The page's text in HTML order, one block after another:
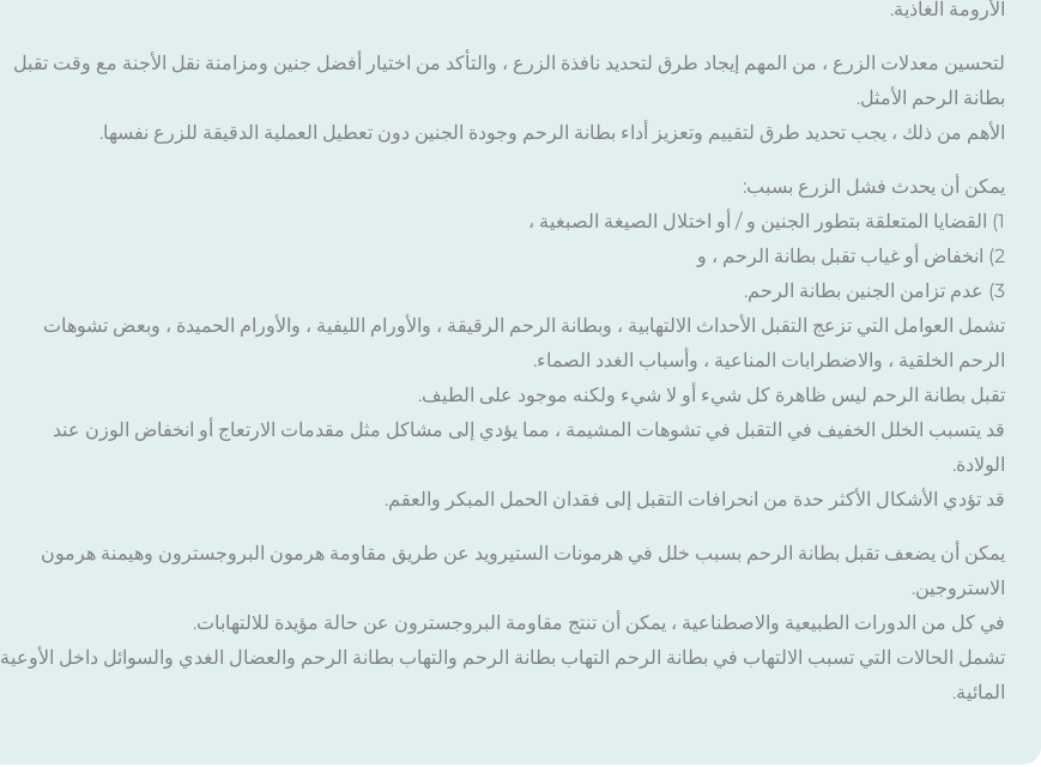
الأرومة الغاذية.
لتحسين معدلات الزرع ، من المهم إيجاد طرق لتحديد نافذة الزرع ، والتأكد من اختيار أفضل جنين ومزامنة نقل الأجنة مع وقت تقبل
بطانة الرحم الأمثل.
الأهم من ذلك ، يجب تحديد طرق لتقييم وتعزيز أداء بطانة الرحم وجودة الجنين دون تعطيل العملية الدقيقة للزرع نفسها.
يمكن أن يحدث فشل الزرع بسبب:
1) القضايا المتعلقة بتطور الجنين و / أو اختلال الصيغة الصبغية ،
2) انخفاض أو غياب تقبل بطانة الرحم ، و
3) عدم تزامن الجنين بطانة الرحم.
تشمل العوامل التي تزعج التقبل الأحداث الالتهابية ، وبطانة الرحم الرقيقة ، والأورام الليفية ، والأورام الحميدة ، وبعض تشوهات
الرحم الخلقية ، والاضطرابات المناعية ، وأسباب الغدد الصماء.
تقبل بطانة الرحم ليس ظاهرة كل شيء أو لا شيء ولكنه موجود على الطيف.
قد يتسبب الخلل الخفيف في التقبل في تشوهات المشيمة ، مما يؤدي إلى مشاكل مثل مقدمات الارتعاج أو انخفاض الوزن عند
الولادة.
قد تؤدي الأشكال الأكثر حدة من انحرافات التقبل إلى فقدان الحمل المبكر والعقم.
يمكن أن يضعف تقبل بطانة الرحم بسبب خلل في هرمونات الستيرويد عن طريق مقاومة هرمون البروجسترون وهيمنة هرمون
الاستروجين.
في كل من الدورات الطبيعية والاصطناعية ، يمكن أن تنتج مقاومة البروجسترون عن حالة مؤيدة للالتهابات.
تشمل الحالات التي تسبب الالتهاب في بطانة الرحم التهاب بطانة الرحم والتهاب بطانة الرحم والعضال الغدي والسوائل داخل الأوعية
المائية.